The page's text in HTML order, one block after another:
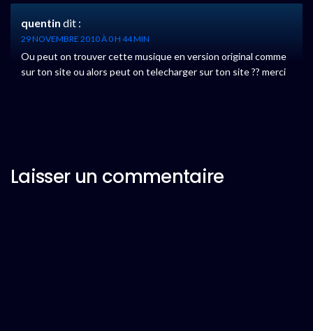
quentin dit :
29 NOVEMBRE 2010 À 0 H 44 MIN
Ou peut on trouver cette musique en version original comme
sur ton site ou alors peut on telecharger sur ton site ?? merci
Laisser un commentaire